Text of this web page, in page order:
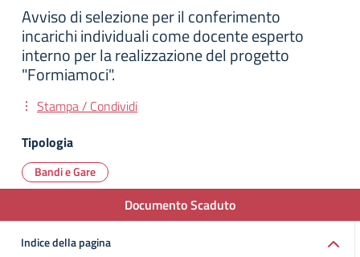
Avviso di selezione per il conferimento
incarichi individuali come docente esperto
interno per la realizzazione del progetto
"Formiamoci".
Stampa / Condividi
Tipologia
Bandi e Gare
Documento Scaduto
Indice della pagina